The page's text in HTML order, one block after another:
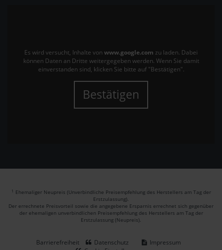
Es wird versucht, Inhalte von www.google.com zu laden. Dabei
können Daten an Dritte weitergegeben werden. Wenn Sie damit
einverstanden sind, klicken Sie bitte auf "Bestätigen".
Bestätigen
1 Ehemaliger Neupreis (Unverbindliche Preisempfehlung des Herstellers am Tag der
Erstzulassung).
Der errechnete Preisvorteil sowie die angegebene Ersparnis errechnet sich gegenüber
der ehemaligen unverbindlichen Preisempfehlung des Herstellers am Tag der
Erstzulassung (Neupreis).
Barrierefreiheit Datenschutz
Impressum